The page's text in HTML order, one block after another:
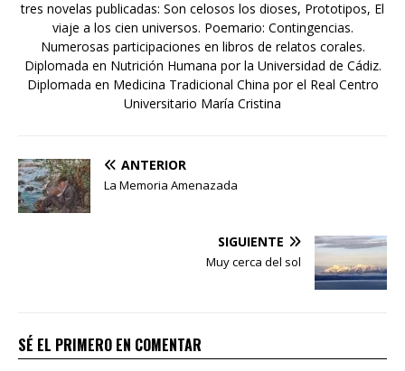
tres novelas publicadas: Son celosos los dioses, Prototipos, El
viaje a los cien universos. Poemario: Contingencias.
Numerosas participaciones en libros de relatos corales.
Diplomada en Nutrición Humana por la Universidad de Cádiz.
Diplomada en Medicina Tradicional China por el Real Centro
Universitario María Cristina
ANTERIOR
La Memoria Amenazada
SIGUIENTE
Muy cerca del sol
SÉ EL PRIMERO EN COMENTAR